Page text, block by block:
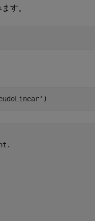
す。
)